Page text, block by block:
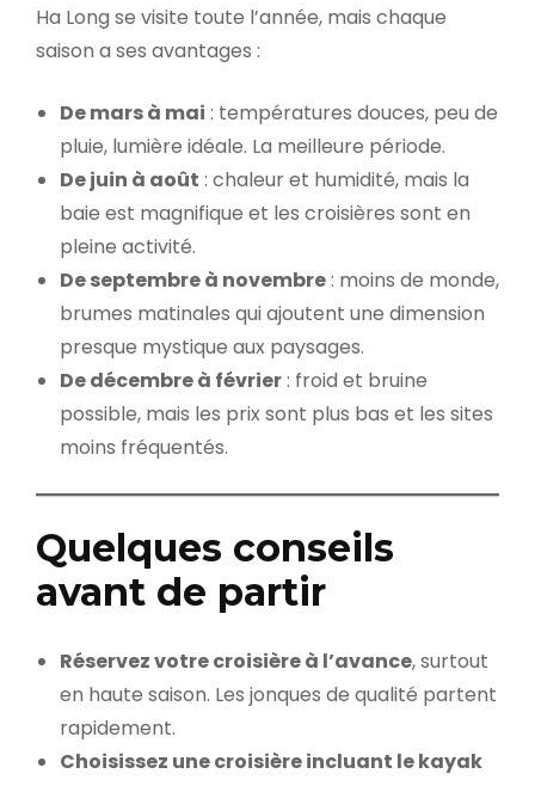
Ha Long se visite toute l’année, mais chaque
saison a ses avantages :
De mars à mai : températures douces, peu de
pluie, lumière idéale. La meilleure période.
De juin à août : chaleur et humidité, mais la
baie est magnifique et les croisières sont en
pleine activité.
De septembre à novembre: moins de monde,
brumes matinales qui ajoutent une dimension
presque mystique aux paysages.
De décembre à février: froid et bruine
possible, mais les prix sont plus bas et les sites
moins fréquentés.
Quelques conseils
avant de partir
Réservez votre croisière à l’avance, surtout
en haute saison. Les jonques de qualité partent
rapidement.
Choisissez une croisière incluant le kayak